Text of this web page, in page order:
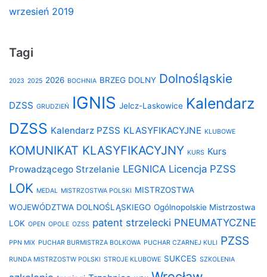
wrzesień 2019
Tagi
2023 2025 2026 BOCHNIA BRZEG DOLNY Dolnośląskie
DZSS GRUDZIEŃ IGNIS Jelcz-Laskowice Kalendarz
DZSS Kalendarz PZSS KLASYFIKACYJNE KLUBOWE
KOMUNIKAT KLASYFIKACYJNY KURS Kurs
Prowadzącego Strzelanie LEGNICA Licencja PZSS
LOK MEDAL MISTRZOSTWA POLSKI MISTRZOSTWA
WOJEWÓDZTWA DOLNOŚLĄSKIEGO Ogólnopolskie Mistrzostwa
LOK OPEN OPOLE OZSS patent strzelecki PNEUMATYCZNE
PPN MIX PUCHAR BURMISTRZA BOLKOWA PUCHAR CZARNEJ KULI PZSS
RUNDA MISTRZOSTW POLSKI STROJE KLUBOWE SUKCES SZKOLENIA